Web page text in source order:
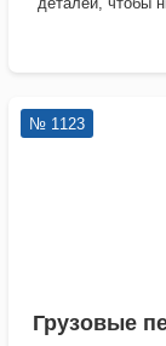
№ 1123
Грузовые